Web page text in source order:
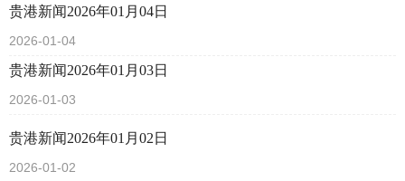
贵港新闻2026年01月04日
2026-01-04
贵港新闻2026年01月03日
2026-01-03
贵港新闻2026年01月02日
2026-01-02